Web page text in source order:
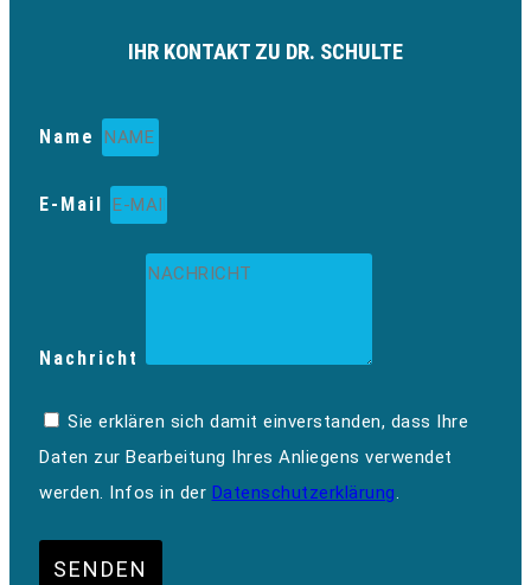
IHR KONTAKT ZU DR. SCHULTE
Name
E-Mail
Nachricht
Sie erklären sich damit einverstanden, dass Ihre
Daten zur Bearbeitung Ihres Anliegens verwendet
werden. Infos in der Datenschutzerklärung.
SENDEN